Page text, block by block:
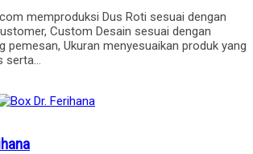
memproduksi Dus Roti sesuai dengan
Custom Desain sesuai dengan
pemesan, Ukuran menyesuaikan produk yang